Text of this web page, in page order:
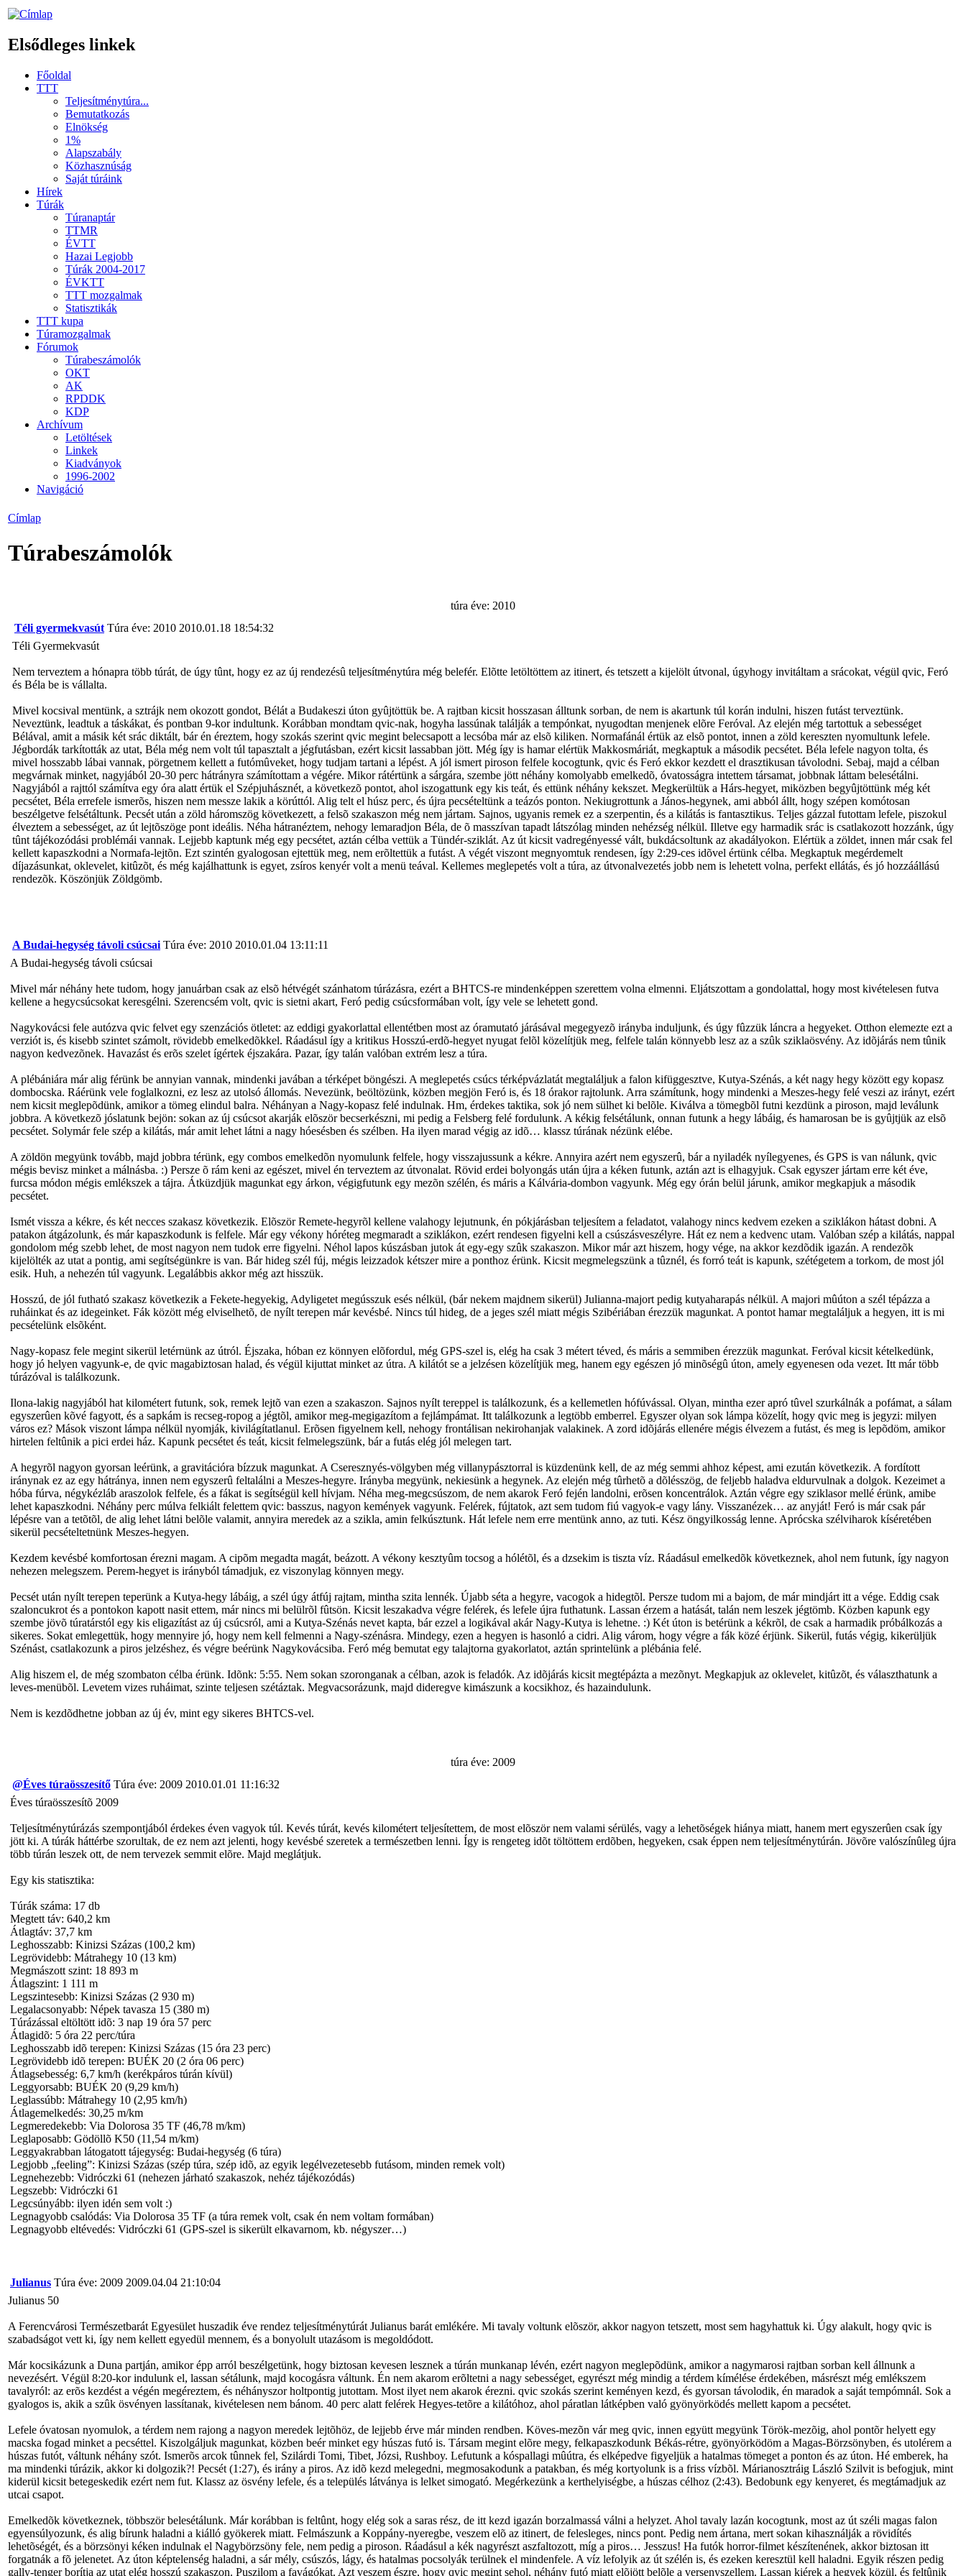
Elsődleges linkek
Főoldal
TTT
Teljesítménytúra...
Bemutatkozás
Elnökség
1%
Alapszabály
Közhasznúság
Saját túráink
Hírek
Túrák
Túranaptár
TTMR
ÉVTT
Hazai Legjobb
Túrák 2004-2017
ÉVKTT
TTT mozgalmak
Statisztikák
TTT kupa
Túramozgalmak
Fórumok
Túrabeszámolók
OKT
AK
RPDDK
KDP
Archívum
Letöltések
Linkek
Kiadványok
1996-2002
Navigáció
Címlap
Túrabeszámolók
túra éve: 2010
Téli gyermekvasút Túra éve: 2010 2010.01.18 18:54:32
Téli Gyermekvasút
Nem terveztem a hónapra több túrát, de úgy tûnt, hogy ez az új rendezésû teljesítménytúra még belefér. Elõtte letöltöttem az itinert, és tetszett a kijelölt útvonal, úgyhogy invitáltam a srácokat, végül qvic, Feró
és Béla be is vállalta.
Mivel kocsival mentünk, a sztrájk nem okozott gondot, Bélát a Budakeszi úton gyûjtöttük be. A rajtban kicsit hosszasan álltunk sorban, de nem is akartunk túl korán indulni, hiszen futást terveztünk.
Neveztünk, leadtuk a táskákat, és pontban 9-kor indultunk. Korábban mondtam qvic-nak, hogyha lassúnak találják a tempónkat, nyugodtan menjenek elõre Feróval. Az elején még tartottuk a sebességet
Bélával, amit a másik két srác diktált, bár én éreztem, hogy szokás szerint qvic megint belecsapott a lecsóba már az elsõ kiliken. Normafánál értük az elsõ pontot, innen a zöld kereszten nyomultunk lefele.
Jégbordák tarkították az utat, Béla még nem volt túl tapasztalt a jégfutásban, ezért kicsit lassabban jött. Még így is hamar elértük Makkosmáriát, megkaptuk a második pecsétet. Béla lefele nagyon tolta, és
mivel hosszabb lábai vannak, pörgetnem kellett a futómûveket, hogy tudjam tartani a lépést. A jól ismert piroson felfele kocogtunk, qvic és Feró ekkor kezdett el drasztikusan távolodni. Sebaj, majd a célban
megvárnak minket, nagyjából 20-30 perc hátrányra számítottam a végére. Mikor rátértünk a sárgára, szembe jött néhány komolyabb emelkedõ, óvatosságra intettem társamat, jobbnak láttam belesétálni.
Nagyjából a rajttól számítva egy óra alatt értük el Szépjuhásznét, a következõ pontot, ahol iszogattunk egy kis teát, és ettünk néhány kekszet. Megkerültük a Hárs-hegyet, miközben begyûjtöttünk még két
pecsétet, Béla errefele ismerõs, hiszen nem messze lakik a körúttól. Alig telt el húsz perc, és újra pecsételtünk a teázós ponton. Nekiugrottunk a János-hegynek, ami abból állt, hogy szépen komótosan
beszélgetve felsétáltunk. Pecsét után a zöld háromszög következett, a felsõ szakaszon még nem jártam. Sajnos, ugyanis remek ez a szerpentin, és a kilátás is fantasztikus. Teljes gázzal futottam lefele, piszokul
élveztem a sebességet, az út lejtõszöge pont ideális. Néha hátranéztem, nehogy lemaradjon Béla, de õ masszívan tapadt látszólag minden nehézség nélkül. Illetve egy harmadik srác is csatlakozott hozzánk, úgy
tûnt tájékozódási problémái vannak. Lejjebb kaptunk még egy pecsétet, aztán célba vettük a Tündér-sziklát. Az út kicsit vadregényessé vált, bukdácsoltunk az akadályokon. Elértük a zöldet, innen már csak fel
kellett kapaszkodni a Normafa-lejtõn. Ezt szintén gyalogosan ejtettük meg, nem erõltettük a futást. A végét viszont megnyomtuk rendesen, így 2:29-ces idõvel értünk célba. Megkaptuk megérdemelt
díjazásunkat, oklevelet, kitûzõt, és még kajálhattunk is egyet, zsíros kenyér volt a menü teával. Kellemes meglepetés volt a túra, az útvonalvezetés jobb nem is lehetett volna, perfekt ellátás, és jó hozzáállású
rendezõk. Köszönjük Zöldgömb.
A Budai-hegység távoli csúcsai Túra éve: 2010 2010.01.04 13:11:11
A Budai-hegység távoli csúcsai
Mivel már néhány hete tudom, hogy januárban csak az elsõ hétvégét szánhatom túrázásra, ezért a BHTCS-re mindenképpen szerettem volna elmenni. Eljátszottam a gondolattal, hogy most kivételesen futva
kellene a hegycsúcsokat keresgélni. Szerencsém volt, qvic is sietni akart, Feró pedig csúcsformában volt, így vele se lehetett gond.
Nagykovácsi fele autózva qvic felvet egy szenzációs ötletet: az eddigi gyakorlattal ellentétben most az óramutató járásával megegyezõ irányba induljunk, és úgy fûzzük láncra a hegyeket. Otthon elemezte ezt a
verziót is, és kisebb szintet számolt, rövidebb emelkedõkkel. Ráadásul így a kritikus Hosszú-erdõ-hegyet nyugat felõl közelítjük meg, felfele talán könnyebb lesz az a szûk sziklaösvény. Az idõjárás nem tûnik
nagyon kedvezõnek. Havazást és erõs szelet ígértek éjszakára. Pazar, így talán valóban extrém lesz a túra.
A plébániára már alig férünk be annyian vannak, mindenki javában a térképet böngészi. A meglepetés csúcs térképvázlatát megtaláljuk a falon kifüggesztve, Kutya-Szénás, a két nagy hegy között egy kopasz
dombocska. Ráérünk vele foglalkozni, ez lesz az utolsó állomás. Nevezünk, beöltözünk, közben megjön Feró is, és 18 órakor rajtolunk. Arra számítunk, hogy mindenki a Meszes-hegy felé veszi az irányt, ezért
nem kicsit meglepõdünk, amikor a tömeg elindul balra. Néhányan a Nagy-kopasz felé indulnak. Hm, érdekes taktika, sok jó nem sülhet ki belõle. Kiválva a tömegbõl futni kezdünk a piroson, majd leválunk
jobbra. A következõ jóslatunk bejön: sokan az új csúcsot akarják elõször becserkészni, mi pedig a Felsberg felé fordulunk. A kékig felsétálunk, onnan futunk a hegy lábáig, és hamarosan be is gyûjtjük az elsõ
pecsétet. Solymár fele szép a kilátás, már amit lehet látni a nagy hóesésben és szélben. Ha ilyen marad végig az idõ… klassz túrának nézünk elébe.
A zöldön megyünk tovább, majd jobbra térünk, egy combos emelkedõn nyomulunk felfele, hogy visszajussunk a kékre. Annyira azért nem egyszerû, bár a nyiladék nyílegyenes, és GPS is van nálunk, qvic
mégis bevisz minket a málnásba. :) Persze õ rám keni az egészet, mivel én terveztem az útvonalat. Rövid erdei bolyongás után újra a kéken futunk, aztán azt is elhagyjuk. Csak egyszer jártam erre két éve,
furcsa módon mégis emlékszek a tájra. Átküzdjük magunkat egy árkon, végigfutunk egy mezõn szélén, és máris a Kálvária-dombon vagyunk. Még egy órán belül járunk, amikor megkapjuk a második
pecsétet.
Ismét vissza a kékre, és két necces szakasz következik. Elõször Remete-hegyrõl kellene valahogy lejutnunk, én pókjárásban teljesítem a feladatot, valahogy nincs kedvem ezeken a sziklákon hátast dobni. A
patakon átgázolunk, és már kapaszkodunk is felfele. Már egy vékony hóréteg megmaradt a sziklákon, ezért rendesen figyelni kell a csúszásveszélyre. Hát ez nem a kedvenc utam. Valóban szép a kilátás, nappal
gondolom még szebb lehet, de most nagyon nem tudok erre figyelni. Néhol lapos kúszásban jutok át egy-egy szûk szakaszon. Mikor már azt hiszem, hogy vége, na akkor kezdõdik igazán. A rendezõk
kijelölték az utat a pontig, ami segítségünkre is van. Bár hideg szél fúj, mégis leizzadok kétszer mire a ponthoz érünk. Kicsit megmelegszünk a tûznél, és forró teát is kapunk, szétégetem a torkom, de most jól
esik. Huh, a nehezén túl vagyunk. Legalábbis akkor még azt hisszük.
Hosszú, de jól futható szakasz következik a Fekete-hegyekig, Adyligetet megússzuk esés nélkül, (bár nekem majdnem sikerül) Julianna-majort pedig kutyaharapás nélkül. A majori mûúton a szél tépázza a
ruháinkat és az idegeinket. Fák között még elviselhetõ, de nyílt terepen már kevésbé. Nincs túl hideg, de a jeges szél miatt mégis Szibériában érezzük magunkat. A pontot hamar megtaláljuk a hegyen, itt is mi
pecsételünk elsõként.
Nagy-kopasz fele megint sikerül letérnünk az útról. Éjszaka, hóban ez könnyen elõfordul, még GPS-szel is, elég ha csak 3 métert téved, és máris a semmiben érezzük magunkat. Feróval kicsit kételkedünk,
hogy jó helyen vagyunk-e, de qvic magabiztosan halad, és végül kijuttat minket az útra. A kilátót se a jelzésen közelítjük meg, hanem egy egészen jó minõségû úton, amely egyenesen oda vezet. Itt már több
túrázóval is találkozunk.
Ilona-lakig nagyjából hat kilométert futunk, sok, remek lejtõ van ezen a szakaszon. Sajnos nyílt tereppel is találkozunk, és a kellemetlen hófúvással. Olyan, mintha ezer apró tûvel szurkálnák a pofámat, a sálam
egyszerûen kõvé fagyott, és a sapkám is recseg-ropog a jégtõl, amikor meg-megigazítom a fejlámpámat. Itt találkozunk a legtöbb emberrel. Egyszer olyan sok lámpa közelít, hogy qvic meg is jegyzi: milyen
város ez? Mások viszont lámpa nélkül nyomják, kivilágítatlanul. Erõsen figyelnem kell, nehogy frontálisan nekirohanjak valakinek. A zord idõjárás ellenére mégis élvezem a futást, és meg is lepõdöm, amikor
hirtelen feltûnik a pici erdei ház. Kapunk pecsétet és teát, kicsit felmelegszünk, bár a futás elég jól melegen tart.
A hegyrõl nagyon gyorsan leérünk, a gravitációra bízzuk magunkat. A Cseresznyés-völgyben még villanypásztorral is küzdenünk kell, de az még semmi ahhoz képest, ami ezután következik. A fordított
iránynak ez az egy hátránya, innen nem egyszerû feltalálni a Meszes-hegyre. Irányba megyünk, nekiesünk a hegynek. Az elején még tûrhetõ a dõlésszög, de feljebb haladva eldurvulnak a dolgok. Kezeimet a
hóba fúrva, négykézláb araszolok felfele, és a fákat is segítségül kell hívjam. Néha meg-megcsúszom, de nem akarok Feró fején landolni, erõsen koncentrálok. Aztán végre egy sziklasor mellé érünk, amibe
lehet kapaszkodni. Néhány perc múlva felkiált felettem qvic: basszus, nagyon kemények vagyunk. Felérek, fújtatok, azt sem tudom fiú vagyok-e vagy lány. Visszanézek… az anyját! Feró is már csak pár
lépésre van a tetõtõl, de alig lehet látni belõle valamit, annyira meredek az a szikla, amin felkúsztunk. Hát lefele nem erre mentünk anno, az tuti. Kész öngyilkosság lenne. Aprócska szélviharok kíséretében
sikerül pecsételtetnünk Meszes-hegyen.
Kezdem kevésbé komfortosan érezni magam. A cipõm megadta magát, beázott. A vékony kesztyûm tocsog a hólétõl, és a dzsekim is tiszta víz. Ráadásul emelkedõk következnek, ahol nem futunk, így nagyon
nehezen melegszem. Perem-hegyet is irányból támadjuk, ez viszonylag könnyen megy.
Pecsét után nyílt terepen teperünk a Kutya-hegy lábáig, a szél úgy átfúj rajtam, mintha szita lennék. Újabb séta a hegyre, vacogok a hidegtõl. Persze tudom mi a bajom, de már mindjárt itt a vége. Eddig csak
szaloncukrot és a pontokon kapott nasit ettem, már nincs mi belülrõl fûtsön. Kicsit leszakadva végre felérek, és lefele újra futhatunk. Lassan érzem a hatását, talán nem leszek jégtömb. Közben kapunk egy
szembe jövõ túratárstól egy kis eligazítást az új csúcsról, ami a Kutya-Szénás nevet kapta, bár ezzel a logikával akár Nagy-Kutya is lehetne. :) Két úton is betérünk a kékrõl, de csak a harmadik próbálkozás a
sikeres. Sokat emlegettük, hogy mennyire jó, hogy nem kell felmenni a Nagy-szénásra. Mindegy, ezen a hegyen is hasonló a cidri. Alig várom, hogy végre a fák közé érjünk. Sikerül, futás végig, kikerüljük
Szénást, csatlakozunk a piros jelzéshez, és végre beérünk Nagykovácsiba. Feró még bemutat egy talajtorna gyakorlatot, aztán sprintelünk a plébánia felé.
Alig hiszem el, de még szombaton célba érünk. Idõnk: 5:55. Nem sokan szoronganak a célban, azok is feladók. Az idõjárás kicsit megtépázta a mezõnyt. Megkapjuk az oklevelet, kitûzõt, és választhatunk a
leves-menübõl. Levetem vizes ruháimat, szinte teljesen szétáztak. Megvacsorázunk, majd dideregve kimászunk a kocsikhoz, és hazaindulunk.
Nem is kezdõdhetne jobban az új év, mint egy sikeres BHTCS-vel.
túra éve: 2009
@Éves túraösszesítő Túra éve: 2009 2010.01.01 11:16:32
Éves túraösszesítõ 2009
Teljesítménytúrázás szempontjából érdekes éven vagyok túl. Kevés túrát, kevés kilométert teljesítettem, de most elõször nem valami sérülés, vagy a lehetõségek hiánya miatt, hanem mert egyszerûen csak így
jött ki. A túrák háttérbe szorultak, de ez nem azt jelenti, hogy kevésbé szeretek a természetben lenni. Így is rengeteg idõt töltöttem erdõben, hegyeken, csak éppen nem teljesítménytúrán. Jövõre valószínûleg újra
több túrán leszek ott, de nem tervezek semmit elõre. Majd meglátjuk.
Egy kis statisztika:
Túrák száma: 17 db
Megtett táv: 640,2 km
Átlagtáv: 37,7 km
Leghosszabb: Kinizsi Százas (100,2 km)
Legrövidebb: Mátrahegy 10 (13 km)
Megmászott szint: 18 893 m
Átlagszint: 1 111 m
Legszintesebb: Kinizsi Százas (2 930 m)
Legalacsonyabb: Népek tavasza 15 (380 m)
Túrázással eltöltött idõ: 3 nap 19 óra 57 perc
Átlagidõ: 5 óra 22 perc/túra
Leghosszabb idõ terepen: Kinizsi Százas (15 óra 23 perc)
Legrövidebb idõ terepen: BUÉK 20 (2 óra 06 perc)
Átlagsebesség: 6,7 km/h (kerékpáros túrán kívül)
Leggyorsabb: BUÉK 20 (9,29 km/h)
Leglassúbb: Mátrahegy 10 (2,95 km/h)
Átlagemelkedés: 30,25 m/km
Legmeredekebb: Via Dolorosa 35 TF (46,78 m/km)
Leglaposabb: Gödöllõ K50 (11,54 m/km)
Leggyakrabban látogatott tájegység: Budai-hegység (6 túra)
Legjobb „feeling”: Kinizsi Százas (szép túra, szép idõ, az egyik legélvezetesebb futásom, minden remek volt)
Legnehezebb: Vidróczki 61 (nehezen járható szakaszok, nehéz tájékozódás)
Legszebb: Vidróczki 61
Legcsúnyább: ilyen idén sem volt :)
Legnagyobb csalódás: Via Dolorosa 35 TF (a túra remek volt, csak én nem voltam formában)
Legnagyobb eltévedés: Vidróczki 61 (GPS-szel is sikerült elkavarnom, kb. négyszer…)
Julianus Túra éve: 2009 2009.04.04 21:10:04
Julianus 50
A Ferencvárosi Természetbarát Egyesület huszadik éve rendez teljesítménytúrát Julianus barát emlékére. Mi tavaly voltunk elõször, akkor nagyon tetszett, most sem hagyhattuk ki. Úgy alakult, hogy qvic is
szabadságot vett ki, így nem kellett egyedül mennem, és a bonyolult utazásom is megoldódott.
Már kocsikázunk a Duna partján, amikor épp arról beszélgetünk, hogy biztosan kevesen lesznek a túrán munkanap lévén, ezért nagyon meglepõdünk, amikor a nagymarosi rajtban sorban kell állnunk a
nevezésért. Végül 8:20-kor indulunk el, lassan sétálunk, majd kocogásra váltunk. Én nem akarom erõltetni a nagy sebességet, egyrészt még mindig a térdem kímélése érdekében, másrészt még emlékszem
tavalyról: az erõs kezdést a végén megéreztem, és néhányszor holtpontig jutottam. Most ilyet nem akarok érezni. qvic szokás szerint keményen kezd, és gyorsan távolodik, én maradok a saját tempómnál. Sok a
gyalogos is, akik a szûk ösvényen lassítanak, kivételesen nem bánom. 40 perc alatt felérek Hegyes-tetõre a kilátóhoz, ahol páratlan látképben való gyönyörködés mellett kapom a pecsétet.
Lefele óvatosan nyomulok, a térdem nem rajong a nagyon meredek lejtõhöz, de lejjebb érve már minden rendben. Köves-mezõn vár meg qvic, innen együtt megyünk Török-mezõig, ahol pontõr helyett egy
macska fogad minket a pecséttel. Kiszolgáljuk magunkat, közben beér minket egy húszas futó is. Társam megint elõre megy, felkapaszkodunk Békás-rétre, gyönyörködöm a Magas-Börzsönyben, és utolérem a
húszas futót, váltunk néhány szót. Ismerõs arcok tûnnek fel, Szilárdi Tomi, Tibet, Józsi, Rushboy. Lefutunk a kóspallagi mûútra, és elképedve figyeljük a hatalmas tömeget a ponton és az úton. Hé emberek, ha
ma mindenki túrázik, akkor ki dolgozik?! Pecsét (1:27), és irány a piros. Az idõ kezd melegedni, megmosakodunk a patakban, és még kortyolunk is a friss vízbõl. Márianosztráig László Szilvit is befogjuk, mint
kiderül kicsit betegeskedik ezért nem fut. Klassz az ösvény lefele, és a település látványa is lelket simogató. Megérkezünk a kerthelyiségbe, a húszas célhoz (2:43). Bedobunk egy kenyeret, és megtámadjuk az
utcai csapot.
Emelkedõk következnek, többször belesétálunk. Már korábban is feltûnt, hogy elég sok a saras rész, de itt kezd igazán borzalmassá válni a helyzet. Ahol tavaly lazán kocogtunk, most az út széli magas falon
egyensúlyozunk, és alig bírunk haladni a kiálló gyökerek miatt. Felmászunk a Koppány-nyeregbe, veszem elõ az itinert, de felesleges, nincs pont. Pedig nem ártana, mert sokan kihasználják a rövidítés
lehetõségét, és a börzsönyi kéken indulnak el Nagybörzsöny fele, nem pedig a piroson. Ráadásul a kék nagyrészt aszfaltozott, míg a piros… Jesszus! Ha futók horror-filmet készítenének, akkor biztosan itt
forgatnák a fõ jelenetet. Az úton képtelenség haladni, a sár mély, csúszós, lágy, és hatalmas pocsolyák terülnek el mindenfele. A víz lefolyik az út szélén is, és ezeken keresztül kell haladni. Egyik részen pedig
gally-tenger borítja az utat elég hosszú szakaszon. Puszilom a favágókat. Azt veszem észre, hogy qvic megint sehol, néhány futó miatt elõjött belõle a versenyszellem. Lassan kiérek a hegyek közül, és feltûnik